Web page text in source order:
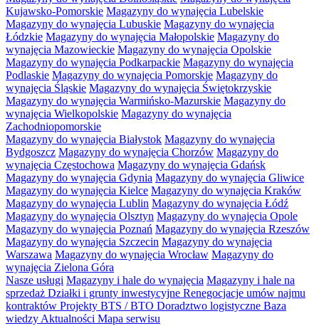
Kujawsko-Pomorskie Magazyny do wynajęcia Lubelskie
Magazyny do wynajęcia Lubuskie Magazyny do wynajęcia
Łódzkie Magazyny do wynajęcia Małopolskie Magazyny do
wynajęcia Mazowieckie Magazyny do wynajęcia Opolskie
Magazyny do wynajęcia Podkarpackie Magazyny do wynajęcia
Podlaskie Magazyny do wynajęcia Pomorskie Magazyny do
wynajęcia Śląskie Magazyny do wynajęcia Świętokrzyskie
Magazyny do wynajęcia Warmińsko-Mazurskie Magazyny do
wynajęcia Wielkopolskie Magazyny do wynajęcia
Zachodniopomorskie
Magazyny do wynajęcia Białystok Magazyny do wynajęcia
Bydgoszcz Magazyny do wynajęcia Chorzów Magazyny do
wynajęcia Częstochowa Magazyny do wynajęcia Gdańsk
Magazyny do wynajęcia Gdynia Magazyny do wynajęcia Gliwice
Magazyny do wynajęcia Kielce Magazyny do wynajęcia Kraków
Magazyny do wynajęcia Lublin Magazyny do wynajęcia Łódź
Magazyny do wynajęcia Olsztyn Magazyny do wynajęcia Opole
Magazyny do wynajęcia Poznań Magazyny do wynajęcia Rzeszów
Magazyny do wynajęcia Szczecin Magazyny do wynajęcia
Warszawa Magazyny do wynajęcia Wrocław Magazyny do
wynajęcia Zielona Góra
Nasze usługi Magazyny i hale do wynajęcia Magazyny i hale na
sprzedaż Działki i grunty inwestycyjne Renegocjacje umów najmu
kontraktów Projekty BTS / BTO Doradztwo logistyczne Baza
wiedzy Aktualności Mapa serwisu